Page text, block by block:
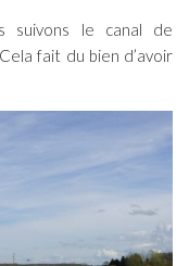
suivons le canal de
fait du bien d’avoir